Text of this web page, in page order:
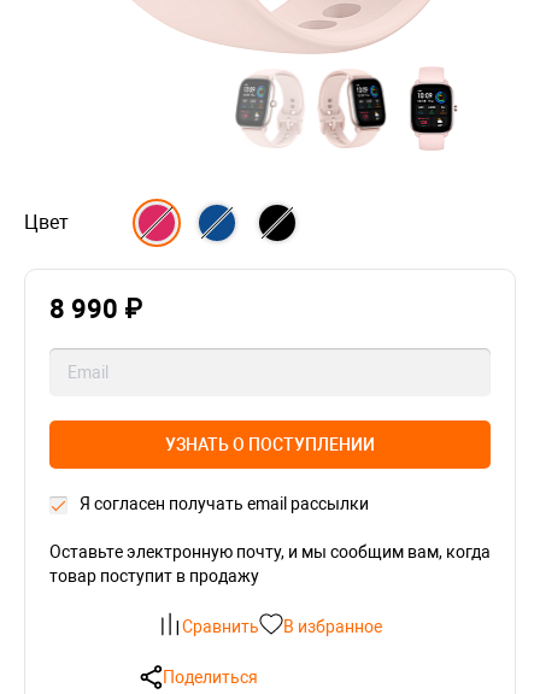
Цвет
8 990 ₽
УЗНАТЬ О ПОСТУПЛЕНИИ
Я согласен получать email рассылки
Оставьте электронную почту, и мы сообщим вам, когда
товар поступит в продажу
Сравнить В избранное
Поделиться